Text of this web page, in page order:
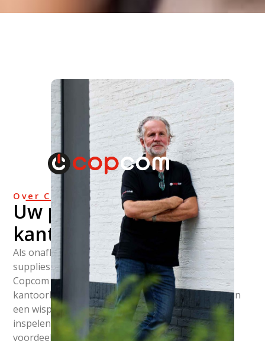
Over Copcom
Uw partner in
kantoormachines
Als onafhankelijke kantoormachine- en
suppliesleverancier met eigen technische dienst is
Copcom de aangewezen specialist voor al uw
kantoorbehoeften. Als flexibel team opereren wij in
een wispelturige markt waar wij snel kunnen
inspelen op veranderingen in deze markt. Uw
voordeel: Goed printer advies, snelle levering en